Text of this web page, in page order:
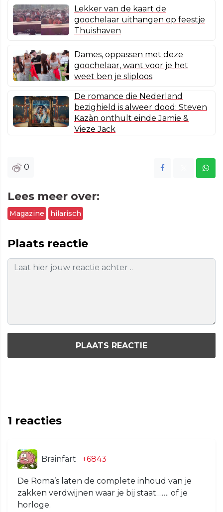
Lekker van de kaart de
goochelaar uithangen op feestje
Thuishaven
Dames, oppassen met deze
goochelaar, want voor je het
weet ben je sliploos
De romance die Nederland
bezighield is alweer dood: Steven
Kazàn onthult einde Jamie &
Vieze Jack
0
Lees meer over:
Magazine hilarisch
Plaats reactie
PLAATS REACTIE
1 reacties
Brainfart +6843
De Roma’s laten de complete inhoud van je
zakken verdwijnen waar je bij staat……. of je
horloge.